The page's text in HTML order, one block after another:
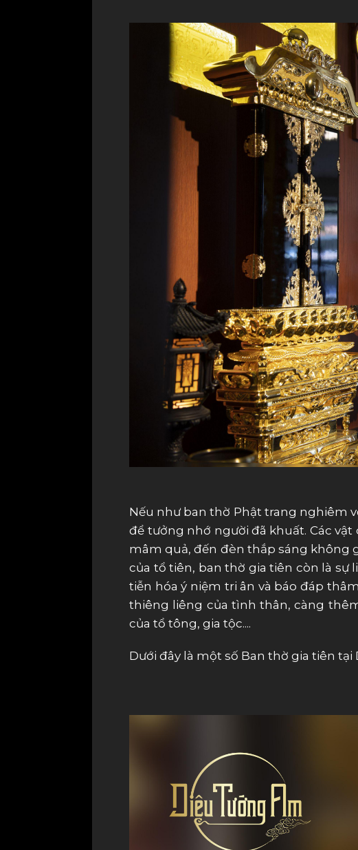
Nếu như ban thờ Phật trang nghiêm
để tưởng nhớ người đã khuất. Các
mâm quả, đến đèn thắp sáng không
của tổ tiên, ban thờ gia tiên còn là sự
tiễn hóa ý niệm tri ân và báo đáp
thiêng liêng của tình thân, càng
của tổ tông, gia tộc....
Dưới đây là một số Ban thờ gia tiên tại